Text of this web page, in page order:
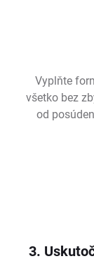
Vyplňte
všetko bez
od
3.